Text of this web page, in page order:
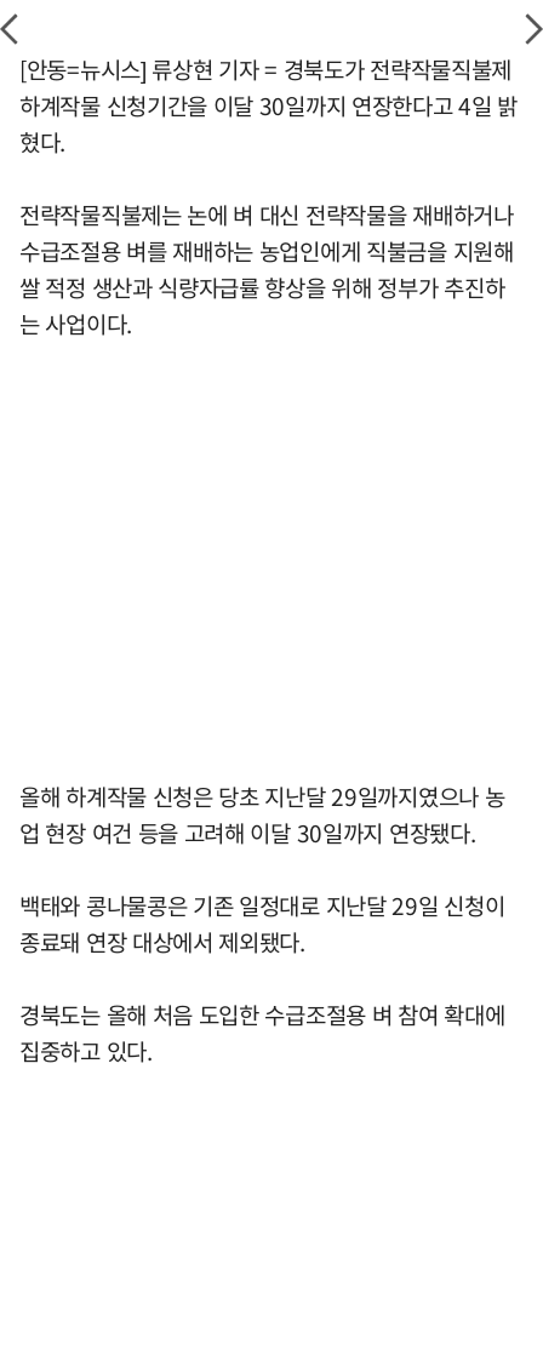
[안동=뉴시스] 류상현 기자 = 경북도가 전략작물직불제
하계작물 신청기간을 이달 30일까지 연장한다고 4일 밝
혔다.
전략작물직불제는 논에 벼 대신 전략작물을 재배하거나
수급조절용 벼를 재배하는 농업인에게 직불금을 지원해
쌀 적정 생산과 식량자급률 향상을 위해 정부가 추진하
는 사업이다.
올해 하계작물 신청은 당초 지난달 29일까지였으나 농
업 현장 여건 등을 고려해 이달 30일까지 연장됐다.
백태와 콩나물콩은 기존 일정대로 지난달 29일 신청이
종료돼 연장 대상에서 제외됐다.
경북도는 올해 처음 도입한 수급조절용 벼 참여 확대에
집중하고 있다.